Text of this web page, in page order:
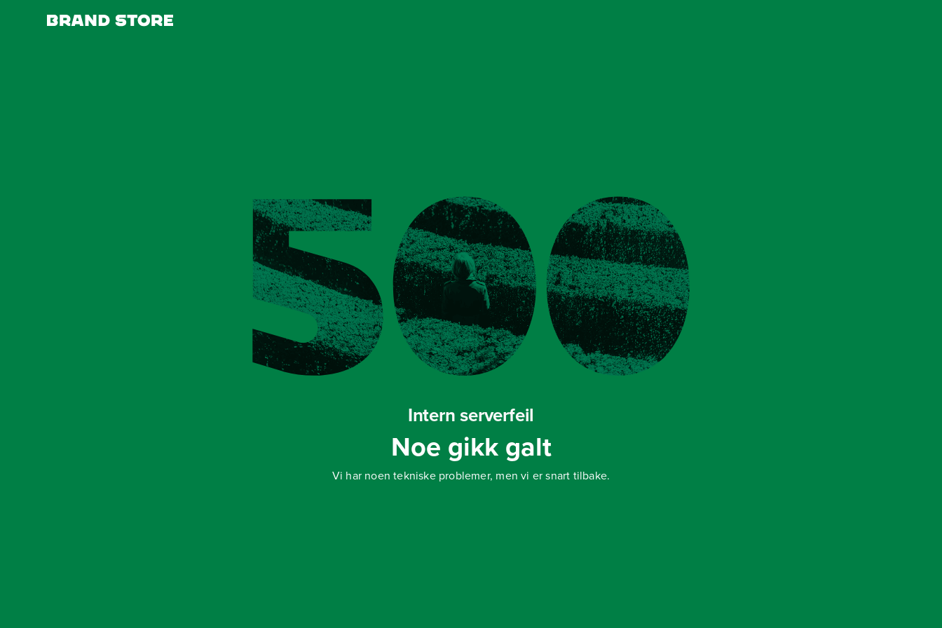
Intern serverfeil
Noe gikk galt
Vi har noen tekniske problemer, men vi er snart tilbake.